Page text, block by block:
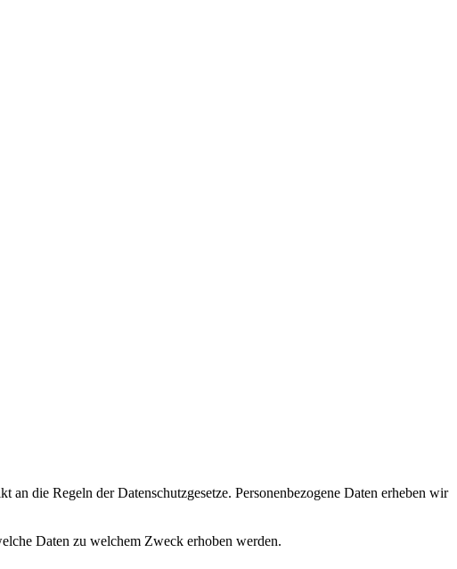
die Regeln der Datenschutzgesetze. Personenbezogene Daten erheben wir
Daten zu welchem Zweck erhoben werden.